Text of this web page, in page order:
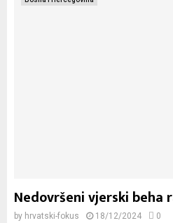
Nedovršeni vjerski
by hrvatski-fokus 18/12/2024 0